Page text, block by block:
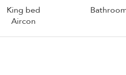
King bed
Aircon